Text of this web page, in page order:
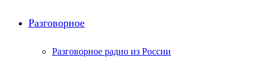
Разговорное
Разговорное радио из России